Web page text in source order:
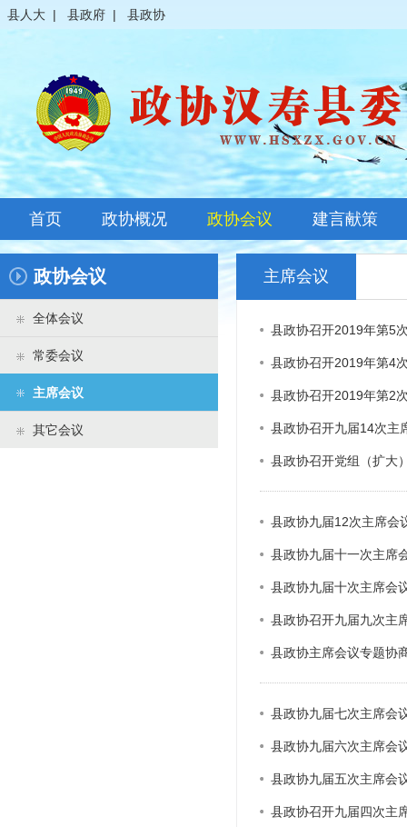
县人大 | 县政府 | 县政协
首页 政协概况
领导之窗
政协会议
全体会议
常委会议
建言献策
政协会议
全体会议
常委会议
主席会议
其它会议
主席会议
县政协召开2019年第5
县政协召开2019年第4
县政协召开2019年第2
县政协召开九届14次主
县政协召开党组（扩大
县政协九届12次主席会
县政协九届十一次主席
县政协九届十次主席会
县政协召开九届九次主
县政协主席会议专题协
县政协九届七次主席会
县政协九届六次主席会
县政协九届五次主席会
县政协召开九届四次主